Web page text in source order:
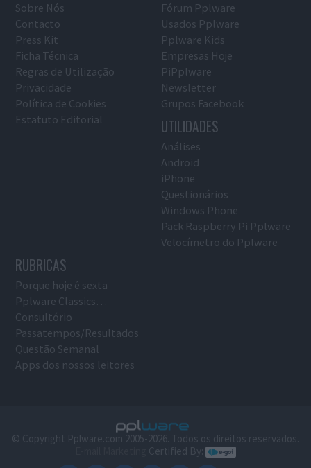
Sobre Nós
Contacto
Press Kit
Ficha Técnica
Regras de Utilização
Privacidade
Política de Cookies
Estatuto Editorial
Fórum Pplware
Usados Pplware
Pplware Kids
Empresas Hoje
PiPplware
Newsletter
Grupos Facebook
UTILIDADES
Análises
Android
iPhone
Questionários
Windows Phone
Pack Raspberry Pi Pplware
Velocímetro do Pplware
RUBRICAS
Porque hoje é sexta
Pplware Classics…
Consultório
Passatempos/Resultados
Questão Semanal
Apps dos nossos leitores
© Copyright Pplware.com 2005-2026. Todos os direitos reservados.
Certified By: